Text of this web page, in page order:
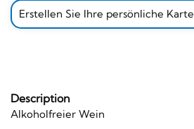
Erstellen Sie Ihre persönliche Karte
Description
Alkoholfreier Wein